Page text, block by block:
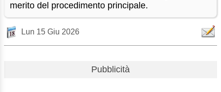
merito del procedimento principale.
Lun 15 Giu 2026
Pubblicità